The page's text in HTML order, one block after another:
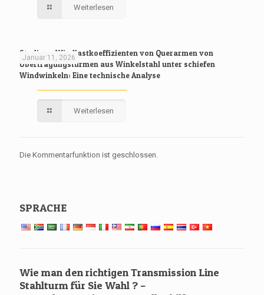
Weiterlesen
Januar 11, 2026
Studie zu Windlastkoeffizienten von Querarmen von
Übertragungstürmen aus Winkelstahl unter schiefen
Windwinkeln: Eine technische Analyse
Weiterlesen
Die Kommentarfunktion ist geschlossen.
SPRACHE
Wie man den richtigen Transmission Line
Stahlturm für Sie Wahl ? –